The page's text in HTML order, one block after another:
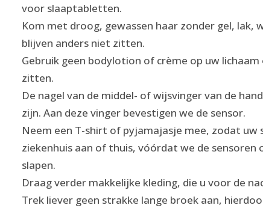
voor slaaptabletten.
Kom met droog, gewassen haar zonder gel, lak,
blijven anders niet zitten.
Gebruik geen bodylotion of crème op uw
zitten.
De nagel van de middel- of wijsvinger van de
zijn. Aan deze vinger bevestigen we de sensor.
Neem een T-shirt of pyjamajasje mee, zodat
ziekenhuis aan of thuis, vóórdat we de
slapen.
Draag verder makkelijke kleding, die u voor de
Trek liever geen strakke lange broek aan,